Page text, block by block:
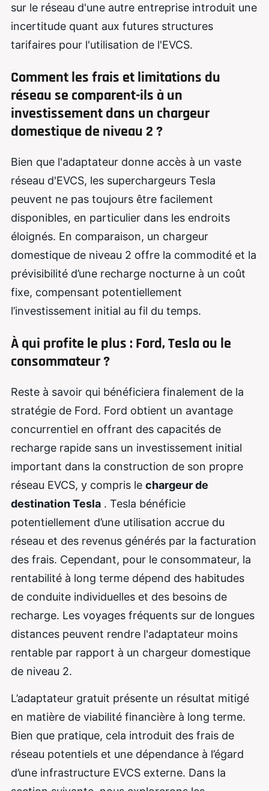
sur le réseau d'une autre entreprise introduit une
incertitude quant aux futures structures
tarifaires pour l'utilisation de l'EVCS.
Comment les frais et limitations du
réseau se comparent-ils à un
investissement dans un chargeur
domestique de niveau 2 ?
Bien que l'adaptateur donne accès à un vaste
réseau d'EVCS, les superchargeurs Tesla
peuvent ne pas toujours être facilement
disponibles, en particulier dans les endroits
éloignés. En comparaison, un chargeur
domestique de niveau 2 offre la commodité et la
prévisibilité d’une recharge nocturne à un coût
fixe, compensant potentiellement
l’investissement initial au fil du temps.
À qui profite le plus : Ford, Tesla ou le
consommateur ?
Reste à savoir qui bénéficiera finalement de la
stratégie de Ford. Ford obtient un avantage
concurrentiel en offrant des capacités de
recharge rapide sans un investissement initial
important dans la construction de son propre
réseau EVCS, y compris le chargeur de
destination Tesla . Tesla bénéficie
potentiellement d’une utilisation accrue du
réseau et des revenus générés par la facturation
des frais. Cependant, pour le consommateur, la
rentabilité à long terme dépend des habitudes
de conduite individuelles et des besoins de
recharge. Les voyages fréquents sur de longues
distances peuvent rendre l'adaptateur moins
rentable par rapport à un chargeur domestique
de niveau 2.
L’adaptateur gratuit présente un résultat mitigé
en matière de viabilité financière à long terme.
Bien que pratique, cela introduit des frais de
réseau potentiels et une dépendance à l’égard
d’une infrastructure EVCS externe. Dans la